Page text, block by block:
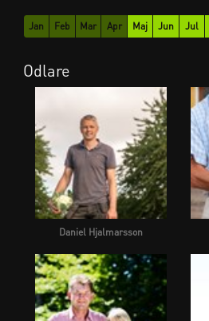
Jan Feb Mar Apr Maj Jun Jul
Odlare
Daniel Hjalmarsson